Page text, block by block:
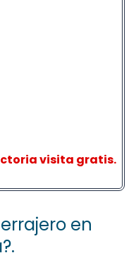
visita gratis.
en